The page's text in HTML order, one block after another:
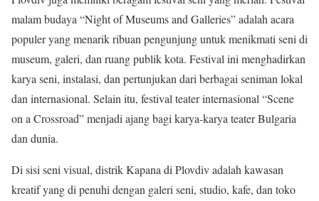
malam budaya “Night of Museums and Galleries” adalah acara
populer yang menarik ribuan pengunjung untuk menikmati seni di
museum, galeri, dan ruang publik kota. Festival ini menghadirkan
karya seni, instalasi, dan pertunjukan dari berbagai seniman lokal
dan internasional. Selain itu, festival teater internasional “Scene
on a Crossroad” menjadi ajang bagi karya-karya teater Bulgaria
dan dunia.
Di sisi seni visual, distrik Kapana di Plovdiv adalah kawasan
kreatif yang di penuhi dengan galeri seni, studio, kafe, dan toko